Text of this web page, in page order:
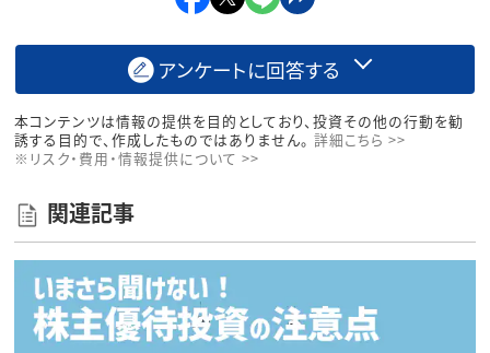
アンケートに回答する
本コンテンツは情報の提供を目的としており、投資その他の行動を勧
誘する目的で、作成したものではありません。 詳細こちら >>
※リスク・費用・情報提供について >>
関連記事